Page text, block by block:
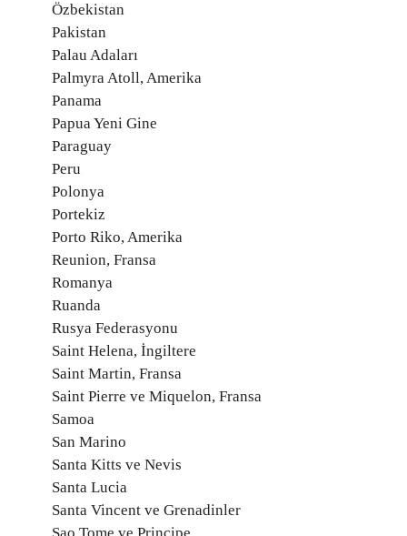
Özbekistan
Pakistan
Palau Adaları
Palmyra Atoll, Amerika
Panama
Papua Yeni Gine
Paraguay
Peru
Polonya
Portekiz
Porto Riko, Amerika
Reunion, Fransa
Romanya
Ruanda
Rusya Federasyonu
Saint Helena, İngiltere
Saint Martin, Fransa
Saint Pierre ve Miquelon, Fransa
Samoa
San Marino
Santa Kitts ve Nevis
Santa Lucia
Santa Vincent ve Grenadinler